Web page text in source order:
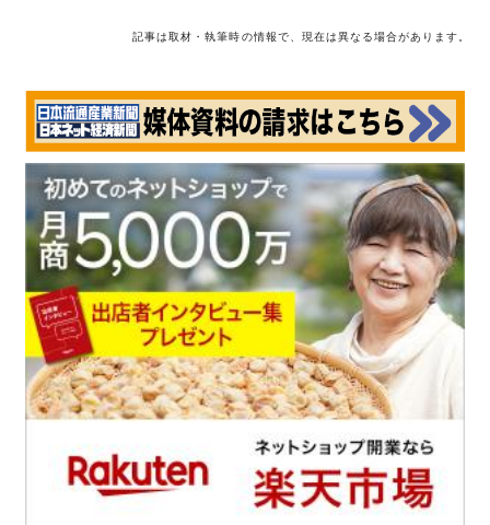
記事は取材・執筆時の情報で、現在は異なる場合があります。